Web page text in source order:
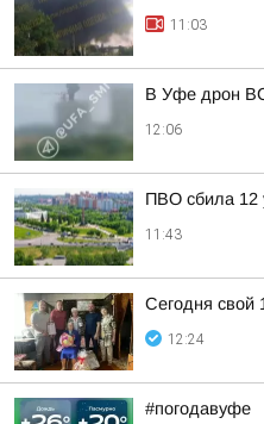
11:03
В Уфе дрон
12:06
ПВО сбила 12
11:43
Сегодня свой
12:24
#погодавуфе